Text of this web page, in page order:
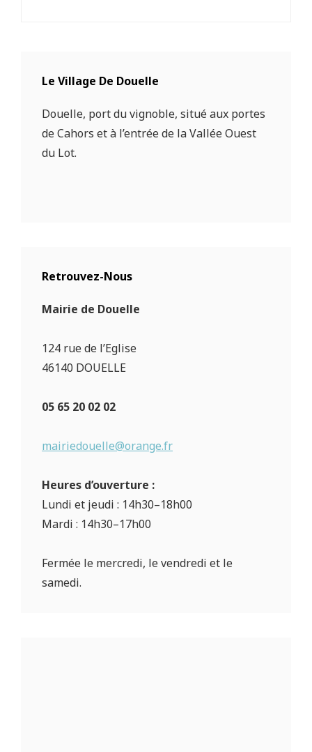
Le Village De Douelle
Douelle, port du vignoble, situé aux portes
de Cahors et à l’entrée de la Vallée Ouest
du Lot.
Retrouvez-Nous
Mairie de Douelle
124 rue de l’Eglise
46140 DOUELLE
05 65 20 02 02
mairiedouelle@orange.fr
Heures d’ouverture :
Lundi et jeudi : 14h30–18h00
Mardi : 14h30–17h00
Fermée le mercredi, le vendredi et le
samedi.